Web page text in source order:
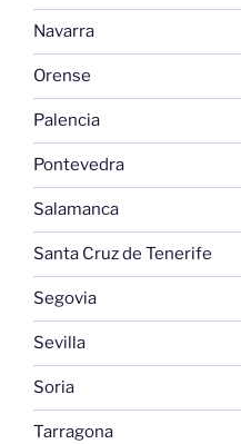
Navarra
Orense
Palencia
Pontevedra
Salamanca
Santa Cruz de Tenerife
Segovia
Sevilla
Soria
Tarragona